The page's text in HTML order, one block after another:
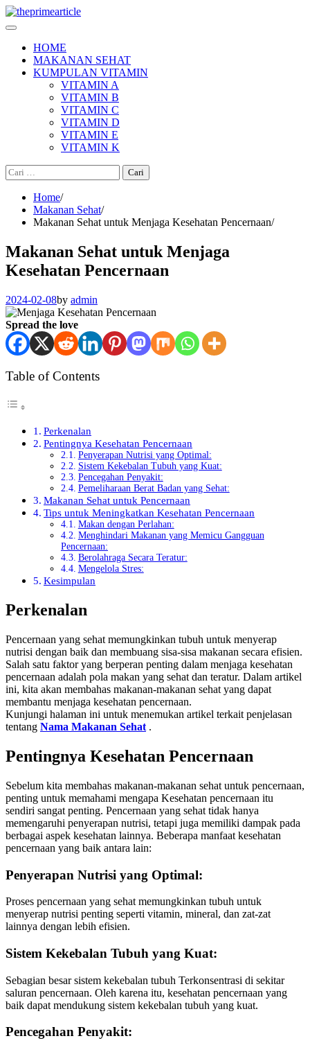
Skip
to
HOME
MAKANAN SEHAT
KUMPULAN VITAMIN
VITAMIN A
VITAMIN B
VITAMIN C
VITAMIN D
VITAMIN E
VITAMIN K
Cari
untuk:
Home
Makanan Sehat
Makanan Sehat untuk Menjaga Kesehatan Pencernaan
Makanan Sehat untuk Menjaga
Kesehatan Pencernaan
2024-02-08by admin
Spread the love
Table of Contents
Perkenalan
Pentingnya Kesehatan Pencernaan
Penyerapan Nutrisi yang Optimal:
Sistem Kekebalan Tubuh yang Kuat:
Pencegahan Penyakit:
Pemeliharaan Berat Badan yang Sehat:
Makanan Sehat untuk Pencernaan
Tips untuk Meningkatkan Kesehatan Pencernaan
Makan dengan Perlahan:
Menghindari Makanan yang Memicu Gangguan
Pencernaan:
Berolahraga Secara Teratur:
Mengelola Stres:
Kesimpulan
Perkenalan
Pencernaan yang sehat memungkinkan tubuh untuk menyerap
nutrisi dengan baik dan membuang sisa-sisa makanan secara efisien.
Salah satu faktor yang berperan penting dalam menjaga kesehatan
pencernaan adalah pola makan yang sehat dan teratur. Dalam artikel
ini, kita akan membahas makanan-makanan sehat yang dapat
membantu menjaga kesehatan pencernaan.
Kunjungi halaman ini untuk menemukan artikel terkait penjelasan
tentang Nama Makanan Sehat .
Pentingnya Kesehatan Pencernaan
Sebelum kita membahas makanan-makanan sehat untuk pencernaan,
penting untuk memahami mengapa Kesehatan pencernaan itu
sendiri sangat penting. Pencernaan yang sehat tidak hanya
memengaruhi penyerapan nutrisi, tetapi juga memiliki dampak pada
berbagai aspek kesehatan lainnya. Beberapa manfaat kesehatan
pencernaan yang baik antara lain:
Penyerapan Nutrisi yang Optimal:
Proses pencernaan yang sehat memungkinkan tubuh untuk
menyerap nutrisi penting seperti vitamin, mineral, dan zat-zat
lainnya dengan lebih efisien.
Sistem Kekebalan Tubuh yang Kuat:
Sebagian besar sistem kekebalan tubuh Terkonsentrasi di sekitar
saluran pencernaan. Oleh karena itu, kesehatan pencernaan yang
baik dapat mendukung sistem kekebalan tubuh yang kuat.
Pencegahan Penyakit: